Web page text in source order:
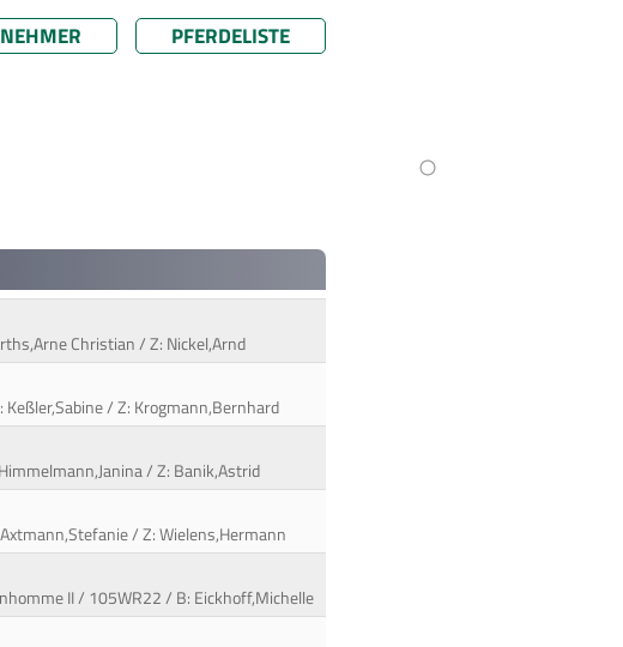
PFERDELISTE
Christian / Z: Nickel,Arnd
/ Z: Krogmann,Bernhard
/ Z: Banik,Astrid
/ Z: Wielens,Hermann
II / 105WR22 / B: Eickhoff,Michelle